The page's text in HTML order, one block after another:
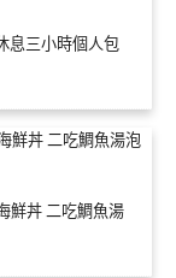
息三小時個人包
鮮丼 二吃鯛魚湯